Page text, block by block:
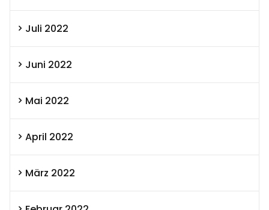
Juli 2022
Juni 2022
Mai 2022
April 2022
März 2022